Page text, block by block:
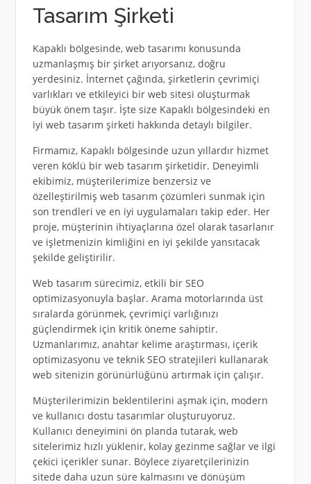
Tasarım Şirketi
Kapaklı bölgesinde, web tasarımı konusunda
uzmanlaşmış bir şirket arıyorsanız, doğru
yerdesiniz. İnternet çağında, şirketlerin çevrimiçi
varlıkları ve etkileyici bir web sitesi oluşturmak
büyük önem taşır. İşte size Kapaklı bölgesindeki en
iyi web tasarım şirketi hakkında detaylı bilgiler.
Firmamız, Kapaklı bölgesinde uzun yıllardır hizmet
veren köklü bir web tasarım şirketidir. Deneyimli
ekibimiz, müşterilerimize benzersiz ve
özelleştirilmiş web tasarım çözümleri sunmak için
son trendleri ve en iyi uygulamaları takip eder. Her
proje, müşterinin ihtiyaçlarına özel olarak tasarlanır
ve işletmenizin kimliğini en iyi şekilde yansıtacak
şekilde geliştirilir.
Web tasarım sürecimiz, etkili bir SEO
optimizasyonuyla başlar. Arama motorlarında üst
sıralarda görünmek, çevrimiçi varlığınızı
güçlendirmek için kritik öneme sahiptir.
Uzmanlarımız, anahtar kelime araştırması, içerik
optimizasyonu ve teknik SEO stratejileri kullanarak
web sitenizin görünürlüğünü artırmak için çalışır.
Müşterilerimizin beklentilerini aşmak için, modern
ve kullanıcı dostu tasarımlar oluşturuyoruz.
Kullanıcı deneyimini ön planda tutarak, web
sitelerimiz hızlı yüklenir, kolay gezinme sağlar ve ilgi
çekici içerikler sunar. Böylece ziyaretçilerinizin
sitede daha uzun süre kalmasını ve dönüşüm